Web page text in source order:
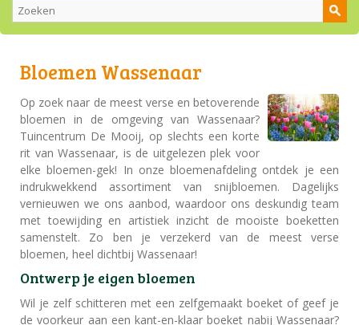
Bloemen Wassenaar
Op zoek naar de meest verse en betoverende
bloemen in de omgeving van Wassenaar?
Tuincentrum De Mooij, op slechts een korte
rit van Wassenaar, is de uitgelezen plek voor
elke bloemen-gek! In onze bloemenafdeling ontdek je een
indrukwekkend assortiment van snijbloemen. Dagelijks
vernieuwen we ons aanbod, waardoor ons deskundig team
met toewijding en artistiek inzicht de mooiste boeketten
samenstelt. Zo ben je verzekerd van de meest verse
bloemen, heel dichtbij Wassenaar!
Ontwerp je eigen bloemen
Wil je zelf schitteren met een zelfgemaakt boeket of geef je
de voorkeur aan een kant-en-klaar boeket nabij Wassenaar?